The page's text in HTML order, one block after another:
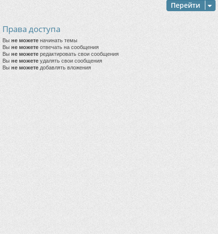
Перейти
Права доступа
Вы не можете начинать темы
Вы не можете отвечать на сообщения
Вы не можете редактировать свои сообщения
Вы не можете удалять свои сообщения
Вы не можете добавлять вложения